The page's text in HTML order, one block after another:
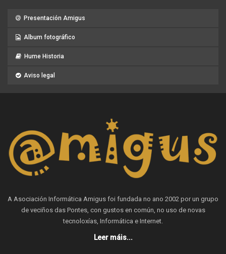
Presentación Amigus
Album fotográfico
Hume Historia
Aviso legal
A Asociación Informática Amigus foi fundada no ano 2002 por un grupo
de veciños das Pontes, con gustos en común, no uso de novas
tecnoloxías, Informática e Internet.
Leer máis...